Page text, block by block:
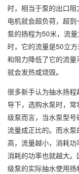
时，相当于泵的出口阻
电机就会超负荷，超
泵的扬程为50米，流量
时，它的流量是50立方
和阻力降低了它的流量
就会发热或烧毁。
很多新手认为抽水扬
导下，选购水泵时，
级泵而言，当水泵型
流量成正比的。而水
高，流量越小，消耗功
消耗的功率也就越大
级泵的实际抽水使用扬